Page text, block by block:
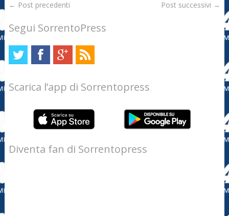
← Post precedenti Post successivi →
Segui SorrentoPress
Scarica l’app di Sorrentopress
Diventa fan di Sorrentopress